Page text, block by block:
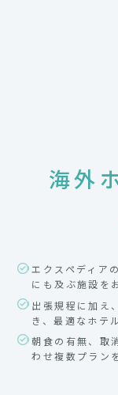
海外
エクスペディア
にも及ぶ施設を
出張規程に加え
き、最適なホテ
朝食の有無、取
わせ複数プラン